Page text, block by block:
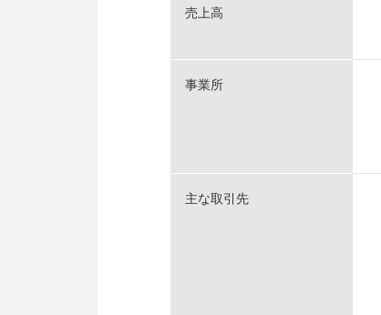
売上高
事業所
主な取引先